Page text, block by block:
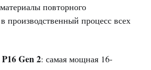
повторного
производственный процесс всех
Gen 2: самая мощная 16-